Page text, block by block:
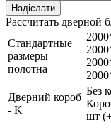
Надіслати
Рассчитать дверной
Стандартные
размеры
полотна
Дверний короб
- K
Без
шт